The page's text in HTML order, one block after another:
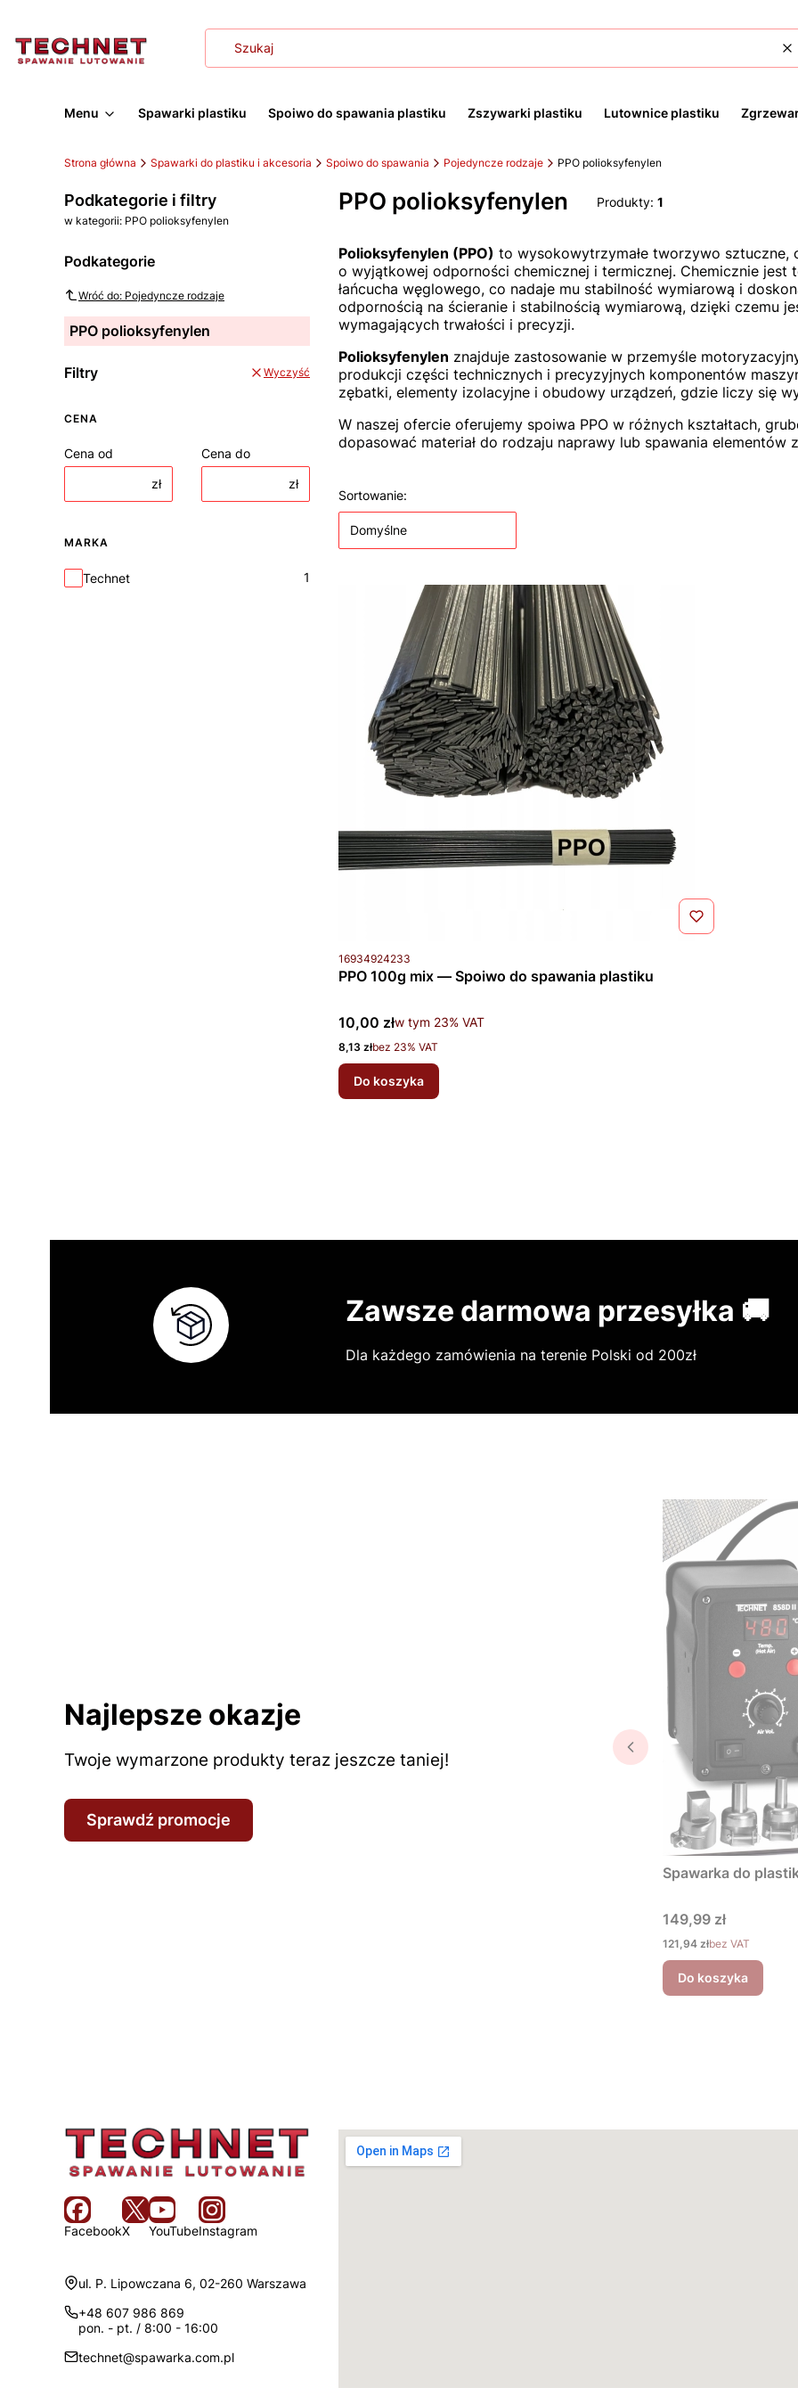
Menu Spawarki plastiku Spoiwo do spawania plastiku Zszywarki plastiku Lutownice plastiku
Strona główna Spawarki do plastiku i akcesoria Spoiwo do spawania Pojedyncze rodzaje PPO polioksyfenylen
Podkategorie i filtry
w kategorii: PPO polioksyfenylen
Podkategorie
Wróć do: Pojedyncze rodzaje
PPO polioksyfenylen
Filtry Wyczyść
CENA
Cena od
zł
Cena do
zł
MARKA
MarkaTechnet 1
PPO polioksyfenylen Produkty: 1
Polioksyfenylen (PPO) to wysokowytrzymałe tworzywo sztuczne,
o wyjątkowej odporności chemicznej i termicznej. Chemicznie
łańcucha węglowego, co nadaje mu stabilność wymiarową i
odpornością na ścieranie i stabilnością wymiarową, dzięki czemu
wymagających trwałości i precyzji.
Polioksyfenylen znajduje zastosowanie w przemyśle
produkcji części technicznych i precyzyjnych komponentów
zębatki, elementy izolacyjne i obudowy urządzeń, gdzie liczy się
W naszej ofercie oferujemy spoiwa PPO w różnych kształtach,
dopasować materiał do rodzaju naprawy lub spawania elementów
Lista produktów
Sortowanie:
Domyślne
Kod produktu
16934924233
PPO 100g mix — Spoiwo do spawania plastiku
Cena brutto
10,00 złw tym %s VAT
w tym 23% VAT
Cena netto
8,13 złbez 23% VAT
Do koszyka
Zawsze darmowa przesyłka 🚚
Dla każdego zamówienia na terenie Polski od 200zł
Najlepsze okazje
Twoje wymarzone produkty teraz jeszcze taniej!
Sprawdź promocje
Spawarka do
Cena
149,99 zł
Cena
121,94 złbez VAT
Do koszyka
FacebookX YouTubeInstagram
Adres:
ul. P. Lipowczana 6, 02-260 Warszawa
+48 607 986 869
pon. - pt. / 8:00 - 16:00
technet@spawarka.com.pl